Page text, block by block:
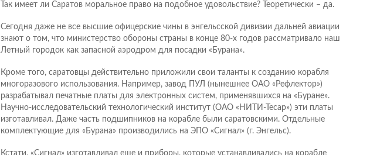
Так имеет ли Саратов моральное право на подобное удовольствие? Теоретически – да.
Сегодня даже не все высшие офицерские чины в энгельсской дивизии дальней авиации
знают о том, что министерство обороны страны в конце 80-х годов рассматривало наш
Летный городок как запасной аэродром для посадки «Бурана».
Кроме того, саратовцы действительно приложили свои таланты к созданию корабля
многоразового использования. Например, завод ПУЛ (нынешнее ОАО «Рефлектор»)
разрабатывал печатные платы для электронных систем, применявшихся на «Буране».
Научно-исследовательский технологический институт (ОАО «НИТИ-Тесар») эти платы
изготавливал. Даже часть подшипников на корабле были саратовскими. Отдельные
комплектующие для «Бурана» производились на ЭПО «Сигнал» (г. Энгельс).